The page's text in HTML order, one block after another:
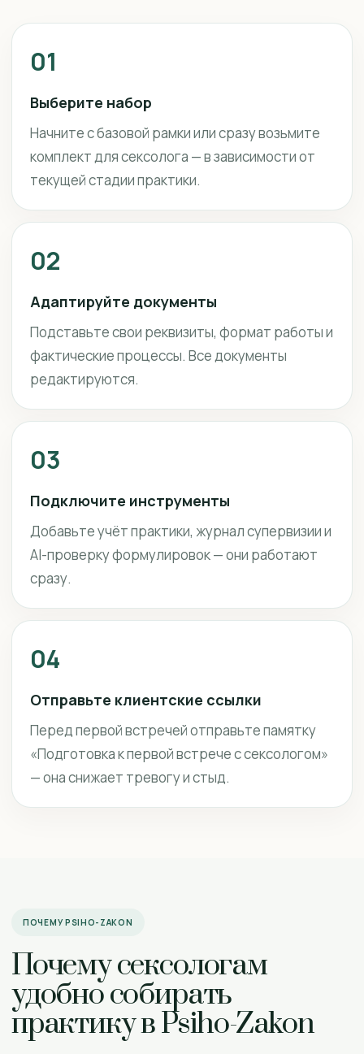
01
Выберите набор
Начните с базовой рамки или сразу возьмите
комплект для сексолога — в зависимости от
текущей стадии практики.
02
Адаптируйте документы
Подставьте свои реквизиты, формат работы и
фактические процессы. Все документы
редактируются.
03
Подключите инструменты
Добавьте учёт практики, журнал супервизии и
AI-проверку формулировок — они работают
сразу.
04
Отправьте клиентские ссылки
Перед первой встречей отправьте памятку
«Подготовка к первой встрече с сексологом»
— она снижает тревогу и стыд.
ПОЧЕМУ PSIHO-ZAKON
Почему сексологам
удобно собирать
практику в Psiho-Zakon